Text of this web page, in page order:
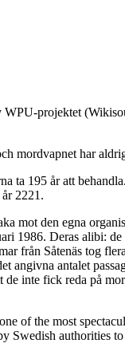
projektet
mordvapnet har
ta 195 år att
2221.
mot den egna
1986. Deras alibi:
från Såtenäs tog
angivna antalet
inte fick reda på
of the most
Swedish authorities